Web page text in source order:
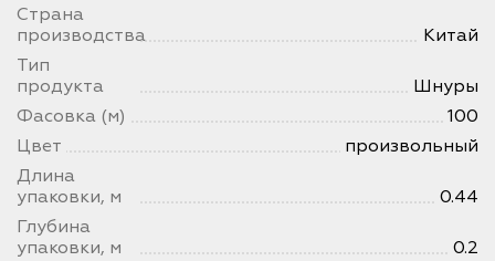
Страна
производства
Китай
Тип
продукта
Шнуры
Фасовка (м)
100
Цвет
произвольный
Длина
упаковки, м
0.44
Глубина
упаковки, м
0.2